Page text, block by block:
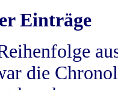
Einträge
die